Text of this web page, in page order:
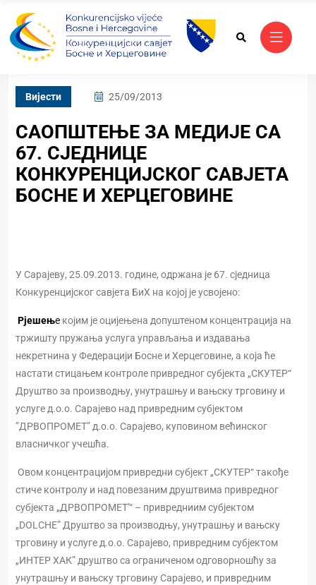
Вијести 25/09/2013
САОПШТЕЊЕ ЗА МЕДИЈЕ СА
67. СЈЕДНИЦЕ
КОНКУРЕНЦИЈСКОГ САВЈЕТА
БОСНЕ И ХЕРЦЕГОВИНЕ
У Сарајеву, 25.09.2013. године, одржана је 67. сједница
Конкуренцијског савјета БиХ на којој је усвојено:
Рјешење којим је оцијењена допуштеном концентрација на
тржишту пружања услуга управљања и издавања
некретнина у Федерацији Босне и Херцеговине, а која ће
настати стицањем контроле привредног субјекта „СКУТЕР“
Друштво за производњу, унутрашњу и вањску трговину и
услуге д.о.о. Сарајево над привредним субјектом
”ДРВОПРОМЕТ” д.о.о. Сарајево, куповином већинског
власничког учешћа.
Овом концентрацијом привредни субјект „СКУТЕР“ такође
стиче контролу и над повезаним друштвима привредног
субјекта „ДРВОПРОМЕТ’“ – привредниим субјектом
„DOLCHE” Друштво за производњу, унутрашњу и вањску
трговину и услуге д.о.о. Сарајево, привредним субјектом
„ИНТЕР ХАК” друштво са ограниченом одговорношћу за
унутрашњу и вањску трговину Сарајево, и привредним